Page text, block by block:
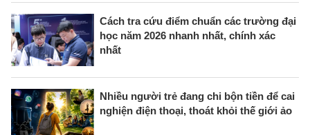
Cách tra cứu điểm chuẩn các trường đại
học năm 2026 nhanh nhất, chính xác
nhất
Nhiều người trẻ đang chi bộn tiền để cai
nghiện điện thoại, thoát khỏi thế giới ảo